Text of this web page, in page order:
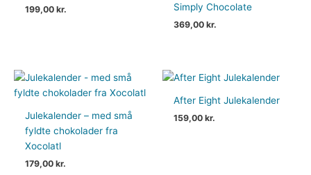
199,00kr.
Simply Chocolate
369,00kr.
Julekalender – med små
fyldte chokolader fra
Xocolatl
179,00kr.
After Eight Julekalender
159,00kr.